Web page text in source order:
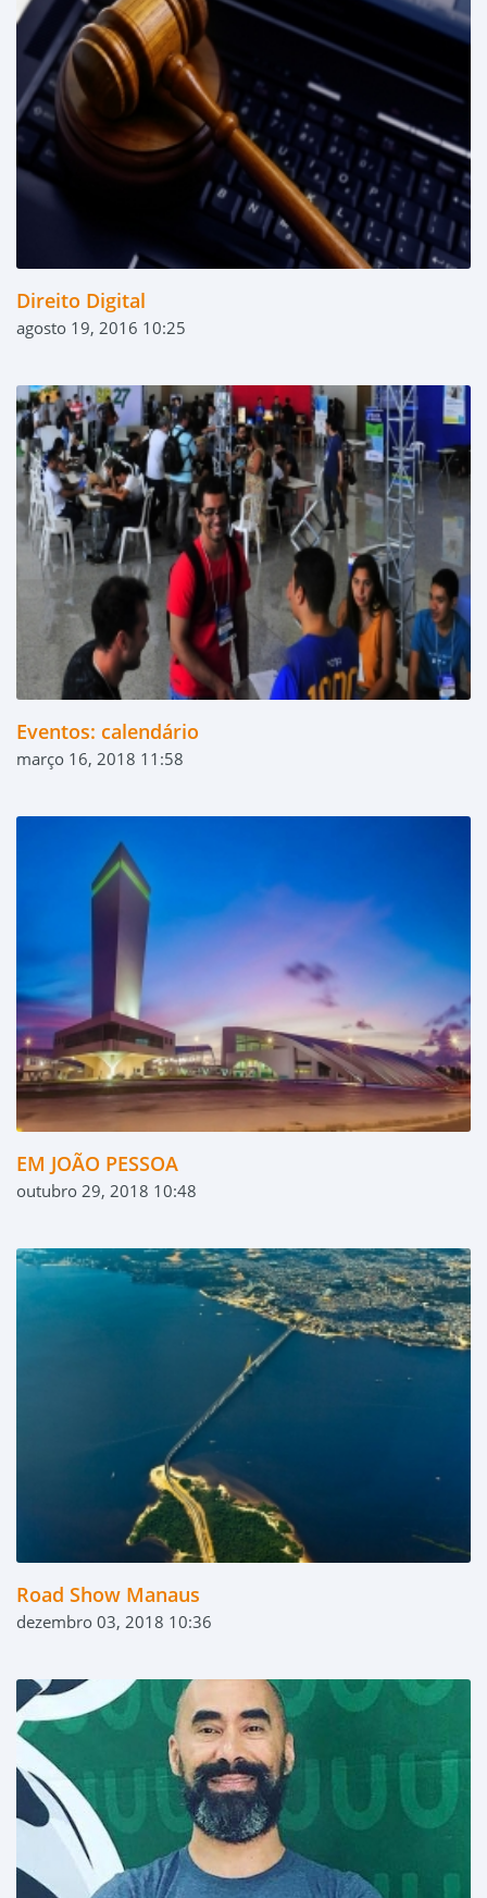
Direito Digital
agosto 19, 2016 10:25
Eventos: calendário
março 16, 2018 11:58
EM JOÃO PESSOA
outubro 29, 2018 10:48
Road Show Manaus
dezembro 03, 2018 10:36